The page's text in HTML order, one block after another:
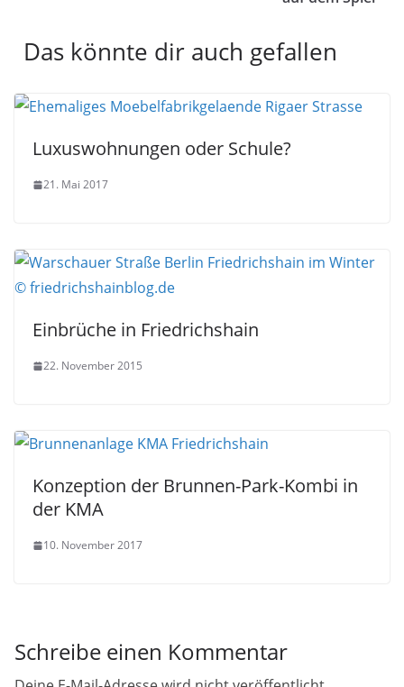
Das könnte dir auch gefallen
Luxuswohnungen oder Schule?
21. Mai 2017
Einbrüche in Friedrichshain
22. November 2015
Konzeption der Brunnen-Park-Kombi in
der KMA
10. November 2017
Schreibe einen Kommentar